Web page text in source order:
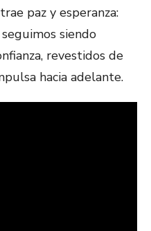
paz y esperanza:
siendo
revestidos de
hacia adelante.